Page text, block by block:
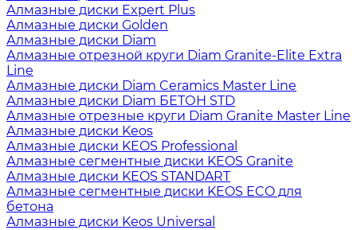
Алмазные диски Expert Plus
Алмазные диски Golden
Алмазные диски Diam
Алмазные отрезной круги Diam Granite-Elite Extra
Line
Алмазные диски Diam Ceramics Master Line
Алмазные диски Diam БЕТОН STD
Алмазные отрезные круги Diam Granite Master Line
Алмазные диски Keos
Алмазные диски KEOS Professional
Алмазные сегментные диски KEOS Granite
Алмазные диски KEOS STANDART
Алмазные сегментные диски KEOS ECO для
бетона
Алмазные диски Keos Universal